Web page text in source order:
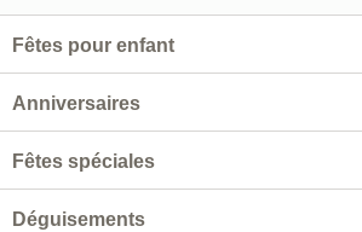
Fêtes pour enfant
Anniversaires
Fêtes spéciales
Déguisements